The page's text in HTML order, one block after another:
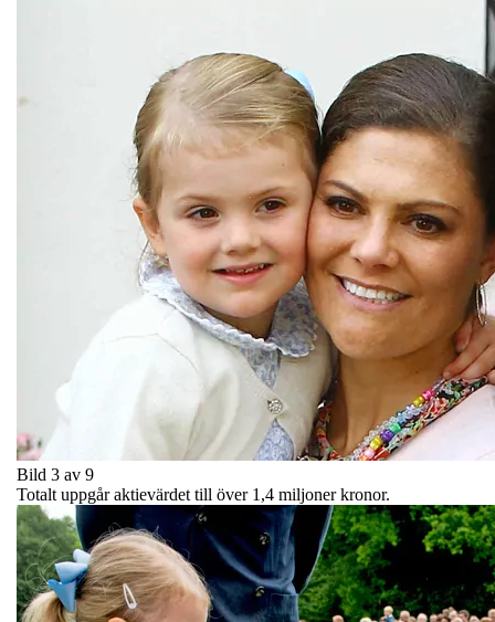
Bild 3 av 9
Totalt uppgår aktievärdet till över 1,4 miljoner kronor.